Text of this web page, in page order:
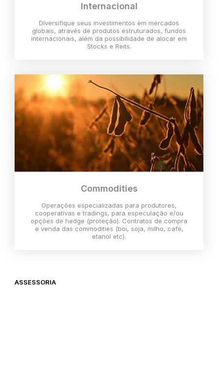
Internacional
Diversifique seus investimentos em mercados
globais, através de produtos estruturados, fundos
internacionais, além da possibilidade de alocar em
Stocks e Reits.
Commodities
Operações especializadas para produtores,
cooperativas e tradings, para especulação e/ou
opções de hedge (proteção). Contratos de compra
e venda das commodities (boi, soja, milho, café,
etanol etc).
ASSESSORIA